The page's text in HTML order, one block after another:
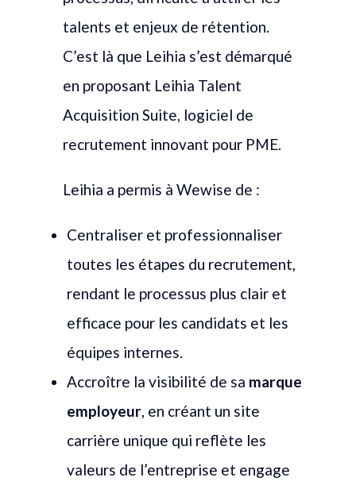
talents et enjeux de rétention.
C’est là que Leihia s’est démarqué
en proposant Leihia Talent
Acquisition Suite, logiciel de
recrutement innovant pour PME.
Leihia a permis à Wewise de :
Centraliser et professionnaliser
toutes les étapes du recrutement,
rendant le processus plus clair et
efficace pour les candidats et les
équipes internes.
Accroître la visibilité de sa marque
employeur, en créant un site
carrière unique qui reflète les
valeurs de l’entreprise et engage